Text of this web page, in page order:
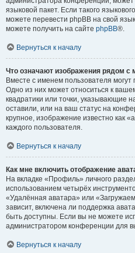
языковой пакет. Если такого
можете перевести phpBB на свой
можете получить на сайте phpBB®.
Вернуться к началу
Что означают изображения рядом
Вместе с именем пользователя могут
Одно из них может относиться к
квадратики или точки, указывающие
оставили, или на ваш статус на
крупное, изображение известно как
каждого пользователя.
Вернуться к началу
Как мне включить отображение
На вкладке «Профиль» личного
использованием четырёх
«Удалённая аватара» или
зависит, включена ли поддержка
быть доступны. Если вы не можете
администратором конференции для
Вернуться к началу